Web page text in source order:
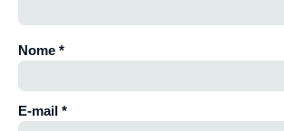
Nome *
E-mail *